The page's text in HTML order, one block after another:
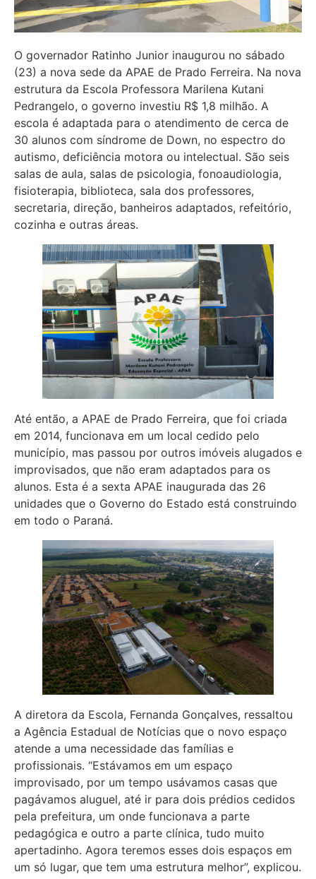
O governador Ratinho Junior inaugurou no sábado
(23) a nova sede da APAE de Prado Ferreira. Na nova
estrutura da Escola Professora Marilena Kutani
Pedrangelo, o governo investiu R$ 1,8 milhão. A
escola é adaptada para o atendimento de cerca de
30 alunos com síndrome de Down, no espectro do
autismo, deficiência motora ou intelectual. São seis
salas de aula, salas de psicologia, fonoaudiologia,
fisioterapia, biblioteca, sala dos professores,
secretaria, direção, banheiros adaptados, refeitório,
cozinha e outras áreas.
Até então, a APAE de Prado Ferreira, que foi criada
em 2014, funcionava em um local cedido pelo
município, mas passou por outros imóveis alugados e
improvisados, que não eram adaptados para os
alunos. Esta é a sexta APAE inaugurada das 26
unidades que o Governo do Estado está construindo
em todo o Paraná.
A diretora da Escola, Fernanda Gonçalves, ressaltou
a Agência Estadual de Notícias que o novo espaço
atende a uma necessidade das famílias e
profissionais. “Estávamos em um espaço
improvisado, por um tempo usávamos casas que
pagávamos aluguel, até ir para dois prédios cedidos
pela prefeitura, um onde funcionava a parte
pedagógica e outro a parte clínica, tudo muito
apertadinho. Agora teremos esses dois espaços em
um só lugar, que tem uma estrutura melhor”, explicou.